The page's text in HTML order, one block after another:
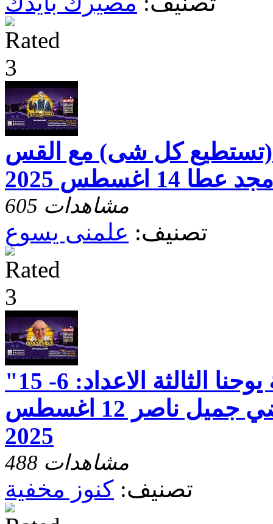
(تستطيع كل شى) مع القس
عطا 14 اغسطس 2025
605 مشاهدات
تصنيف: علمنى يسوع
كنوز مخفيّه "رسالة يوحنا الثالثة الاعداد: 6- 15"
مع خادم الرب القاضي جميل ناصر 12 اغسطس
2025
488 مشاهدات
تصنيف: كنوز مخفية